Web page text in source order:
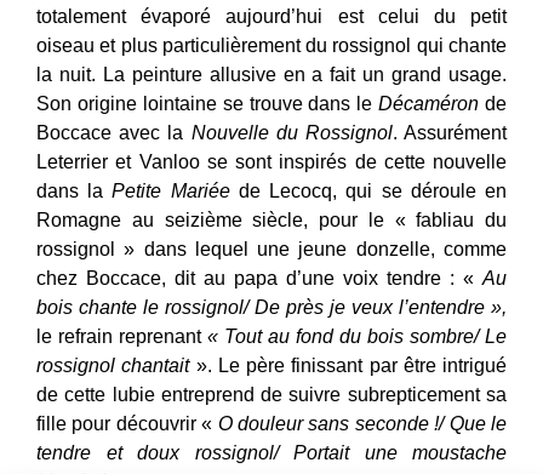
totalement évaporé aujourd’hui est celui du petit
oiseau et plus particulièrement du rossignol qui chante
la nuit. La peinture allusive en a fait un grand usage.
Son origine lointaine se trouve dans leDécaméron de
Boccace avec la Nouvelle du Rossignol. Assurément
Leterrier et Vanloo se sont inspirés de cette nouvelle
dans laPetite Mariéede Lecocq, qui se déroule en
Romagne au seizième siècle, pour le « fabliau du
rossignol » dans lequel une jeune donzelle, comme
chez Boccace, dit au papa d’une voix tendre : « Au
bois chante le rossignol/ De près je veux l’entendre »,
le refrain reprenant« Tout au fond du bois sombre/ Le
rossignol chantait». Le père finissant par être intrigué
de cette lubie entreprend de suivre subrepticement sa
fille pour découvrir « O douleur sans seconde !/ Que le
tendre et doux rossignol/ Portait une moustache